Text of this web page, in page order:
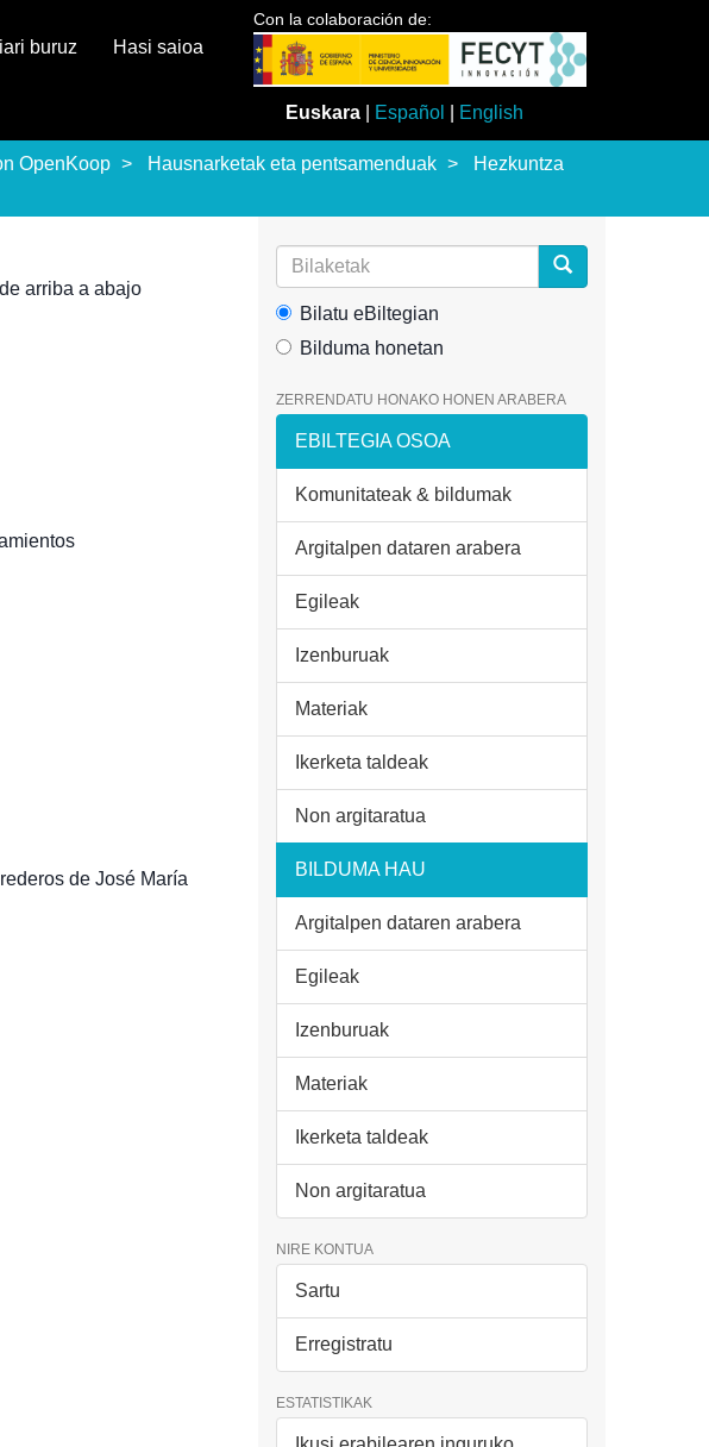
Con la colaboración de:
Euskara Español English
buruz Hasi saioa
OpenKoop Hausnarketak eta pentsamenduak
Hezkuntza
arriba a abajo
de José María
Bilatu eBiltegian
Bilduma honetan
ZERRENDATU HONAKO HONEN ARABERA
EBILTEGIA OSOA
Komunitateak & bildumak
Argitalpen dataren arabera
Egileak
Izenburuak
Materiak
Ikerketa taldeak
Non argitaratua
BILDUMA HAU
Argitalpen dataren arabera
Egileak
Izenburuak
Materiak
Ikerketa taldeak
Non argitaratua
NIRE KONTUA
Sartu
Erregistratu
ESTATISTIKAK